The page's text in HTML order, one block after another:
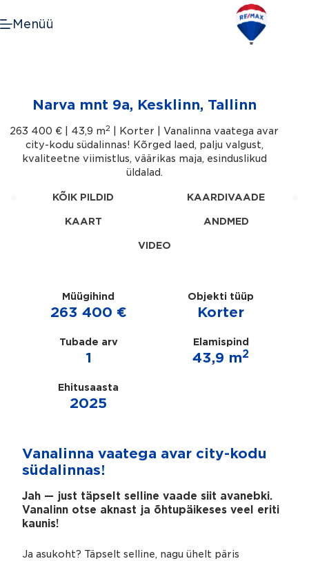
to
Menüü
Narva mnt 9a, Kesklinn, Tallinn
263 400 € | 43,9 m2
| Korter | Vanalinna vaatega avar
city-kodu südalinnas! Kõrged laed, palju valgust,
kvaliteetne viimistlus, väärikas maja, esinduslikud
üldalad.
KÕIK PILDID KAARDIVAADE
KAART ANDMED
VIDEO
Müügihind
263 400 €
Objekti tüüp
Korter
Tubade arv
1
Elamispind
43,9 m2
Ehitusaasta
2025
Vanalinna vaatega avar city-kodu
südalinnas!
Jah — just täpselt selline vaade siit avanebki.
Vanalinn otse aknast ja õhtupäikeses veel eriti
kaunis!
Ja asukoht? Täpselt selline, nagu ühelt päris